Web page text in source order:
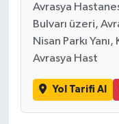
Avrasya
Bulvarı üzeri,
Nisan Parkı
Avrasya Hast
Yol Tarifi Al